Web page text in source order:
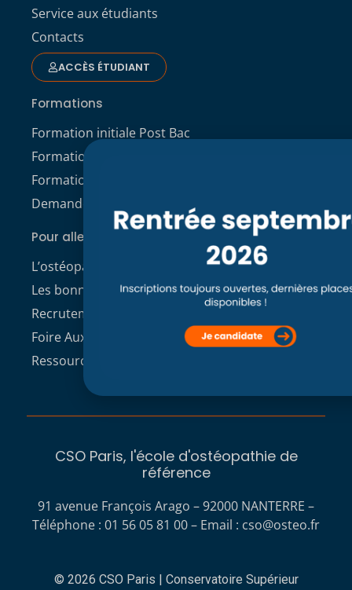
Service aux étudiants
Contacts
ACCÈS ÉTUDIANT
Formations
Formation initiale Post Bac
Formation professionnelle
Formation continue
Demande de dossier de candidature
Pour aller plus loin
L’ostéopathie
Les bonnes raisons de choisir le CSO
Recrutement enseignants CSO Paris
Foire Aux Questions
Ressources à télécharger
CSO Paris, l'école d'ostéopathie de
référence
91 avenue François Arago – 92000 NANTERRE –
Téléphone : 01 56 05 81 00 – Email : cso@osteo.fr
© 2026 CSO Paris | Conservatoire Supérieur